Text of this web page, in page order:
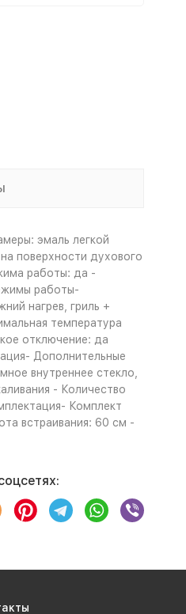
эмаль легкой
поверхности духового
работы: да -
работы-
нагрев, гриль +
температура
отключение: да
Дополнительные
внутреннее стекло,
- Количество
Комплект
встраивания: 60 см -